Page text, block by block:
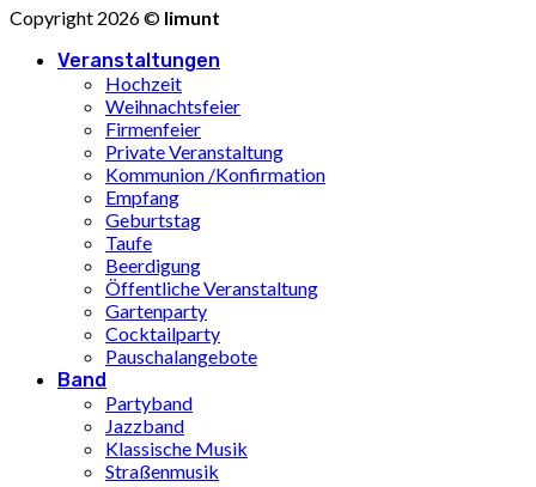
Copyright 2026 © limunt
Veranstaltungen
Hochzeit
Weihnachtsfeier
Firmenfeier
Private Veranstaltung
Kommunion /Konfirmation
Empfang
Geburtstag
Taufe
Beerdigung
Öffentliche Veranstaltung
Gartenparty
Cocktailparty
Pauschalangebote
Band
Partyband
Jazzband
Klassische Musik
Straßenmusik